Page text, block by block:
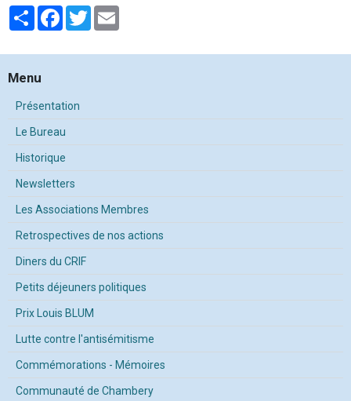
PartagerFacebook
Twitter
Menu
Présentation
Le Bureau
Historique
Newsletters
Les Associations Membres
Retrospectives de nos actions
Diners du CRIF
Petits déjeuners politiques
Prix Louis BLUM
Lutte contre l'antisémitisme
Commémorations - Mémoires
Communauté de Chambery